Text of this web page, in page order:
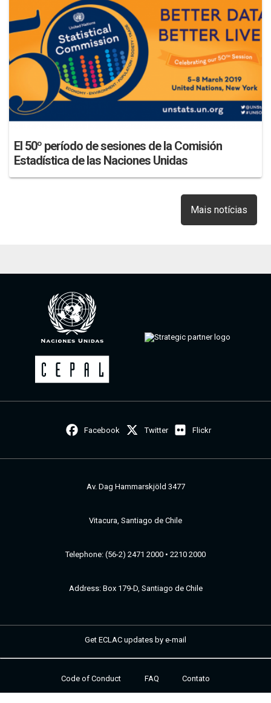
El 50º período de sesiones de la Comisión
Estadística de las Naciones Unidas
Mais notícias
Facebook Twitter Flickr
Av. Dag Hammarskjöld 3477
Vitacura, Santiago de Chile
Telephone: (56-2) 2471 2000 • 2210 2000
Address: Box 179-D, Santiago de Chile
Get ECLAC updates by e-mail
Footer
Code of Conduct FAQ Contato